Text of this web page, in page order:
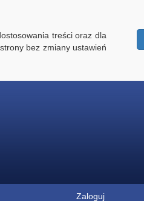
treści oraz dla
bez zmiany ustawień
Zaloguj